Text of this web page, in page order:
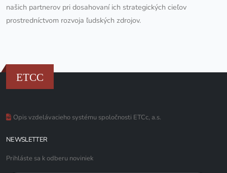
našich partnerov pri dosahovaní ich strategických cieľov
prostredníctvom rozvoja ľudských zdrojov.
ETCC
Opis vzdelávacieho systému spoločnosti ETCc, a.s.
NEWSLETTER
Prihláste sa k odberu noviniek